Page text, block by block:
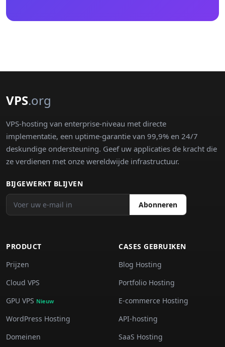
VPS.org
VPS-hosting van enterprise-niveau met directe
implementatie, een uptime-garantie van 99,9% en 24/7
deskundige ondersteuning. Geef uw applicaties de kracht die
ze verdienen met onze wereldwijde infrastructuur.
BIJGEWERKT BLIJVEN
Abonneren
PRODUCT
Prijzen
Cloud VPS
GPU VPS Nieuw
WordPress Hosting
Domeinen
CASES GEBRUIKEN
Blog Hosting
Portfolio Hosting
E-commerce Hosting
API-hosting
SaaS Hosting